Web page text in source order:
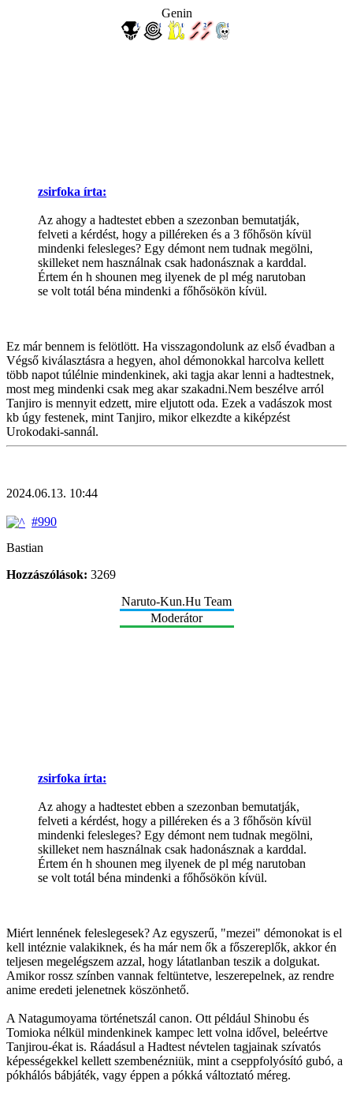
Genin
zsirfoka írta:
Az ahogy a hadtestet ebben a szezonban bemutatják,
felveti a kérdést, hogy a pilléreken és a 3 főhősön kívül
mindenki felesleges? Egy démont nem tudnak megölni,
skilleket nem használnak csak hadonásznak a karddal.
Értem én h shounen meg ilyenek de pl még narutoban
se volt totál béna mindenki a főhősökön kívül.
Ez már bennem is felötlött. Ha visszagondolunk az első évadban a
Végső kiválasztásra a hegyen, ahol démonokkal harcolva kellett
több napot túlélnie mindenkinek, aki tagja akar lenni a hadtestnek,
most meg mindenki csak meg akar szakadni.Nem beszélve arról
Tanjiro is mennyit edzett, mire eljutott oda. Ezek a vadászok most
kb úgy festenek, mint Tanjiro, mikor elkezdte a kiképzést
Urokodaki-sannál.
2024.06.13. 10:44
#990
Bastian
Hozzászólások: 3269
Naruto-Kun.Hu Team
Moderátor
zsirfoka írta:
Az ahogy a hadtestet ebben a szezonban bemutatják,
felveti a kérdést, hogy a pilléreken és a 3 főhősön kívül
mindenki felesleges? Egy démont nem tudnak megölni,
skilleket nem használnak csak hadonásznak a karddal.
Értem én h shounen meg ilyenek de pl még narutoban
se volt totál béna mindenki a főhősökön kívül.
Miért lennének feleslegesek? Az egyszerű, "mezei" démonokat is el
kell intéznie valakiknek, és ha már nem ők a főszereplők, akkor én
teljesen megelégszem azzal, hogy látatlanban teszik a dolgukat.
Amikor rossz színben vannak feltüntetve, leszerepelnek, az rendre
anime eredeti jelenetnek köszönhető.
A Natagumoyama történetszál canon. Ott például Shinobu és
Tomioka nélkül mindenkinek kampec lett volna idővel, beleértve
Tanjirou-ékat is. Ráadásul a Hadtest névtelen tagjainak szívatós
képességekkel kellett szembenézniük, mint a cseppfolyósító gubó, a
pókhálós bábjáték, vagy éppen a pókká változtató méreg.